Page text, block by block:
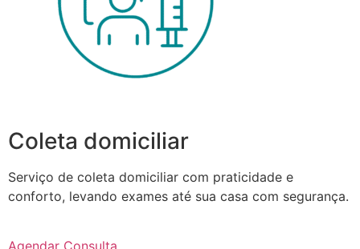
Coleta domiciliar
Serviço de coleta domiciliar com praticidade e
conforto, levando exames até sua casa com segurança.